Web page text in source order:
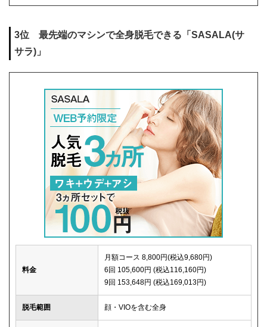
3位 最先端のマシンで全身脱毛できる「SASALA(サ
サラ)」
料金
月額コース 8,800円(税込9,680円)
6回 105,600円 (税込116,160円)
9回 153,648円 (税込169,013円)
脱毛範囲 顔・VIOを含む全身